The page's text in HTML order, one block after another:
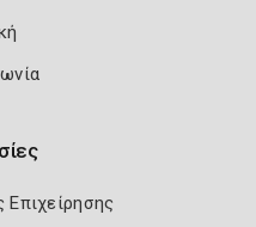
Επιχείρησης